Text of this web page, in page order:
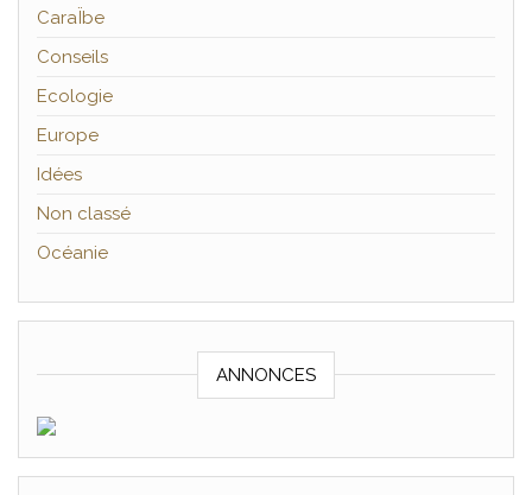
CaraÏbe
Conseils
Ecologie
Europe
Idées
Non classé
Océanie
ANNONCES